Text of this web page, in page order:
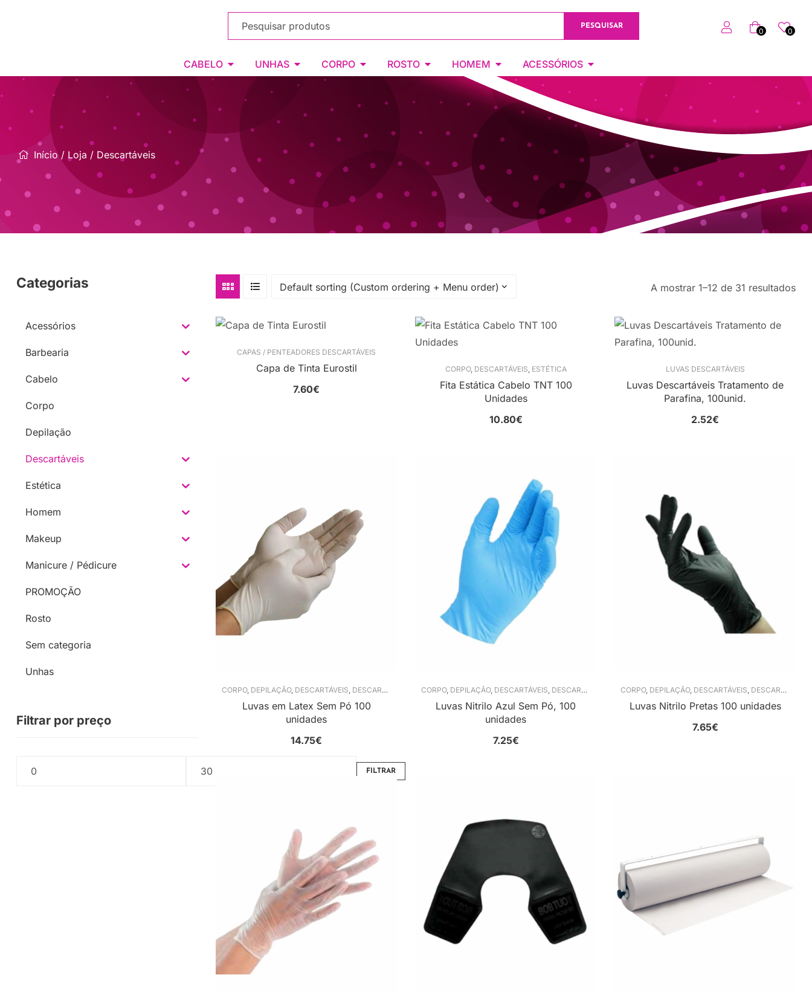
PESQUISAR
0 0
CABELO UNHAS CORPO ROSTO HOMEM ACESSÓRIOS
Início/ Loja / Descartáveis
A mostrar 1–12 de 31 resultados
CAPAS / PENTEADORES DESCARTÁVEIS
Capa de Tinta Eurostil
7.60€
CORPO, DESCARTÁVEIS, ESTÉTICA
Fita Estática Cabelo TNT 100
Unidades
10.80€
LUVAS DESCARTÁVEIS
Luvas Descartáveis Tratamento de
Parafina, 100unid.
2.52€
CORPO, DEPILAÇÃO, DESCARTÁVEIS, DESCARTÁVEIS LUVAS DESCARTÁVEIS, UNHAS
Luvas em Latex Sem Pó 100
unidades
14.75€
CORPO, DEPILAÇÃO, DESCARTÁVEIS, DESCARTÁVEIS LUVAS DESCARTÁVEIS, UNHAS
Luvas Nitrilo Azul Sem Pó, 100
unidades
7.25€
CORPO, DEPILAÇÃO, DESCARTÁVEIS, DESCARTÁVEIS
Luvas Nitrilo Pretas 100 unidades
7.65€
Categorias
Acessórios
Barbearia
Cabelo
Corpo
Depilação
Descartáveis
Estética
Homem
Makeup
Manicure / Pédicure
PROMOÇÃO
Rosto
Sem categoria
Unhas
Filtrar por preço
FILTRAR